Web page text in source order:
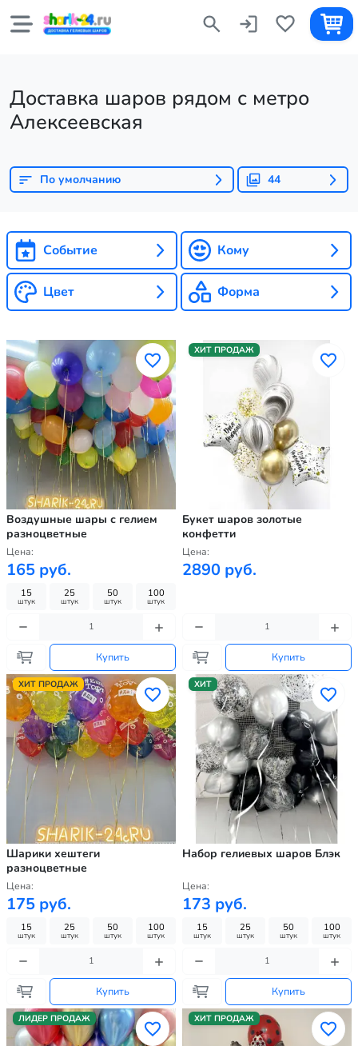
Доставка шаров рядом с метро
Алексеевская
По умолчанию 44
Событие Кому
Цвет Форма
Воздушные шары с гелием
разноцветные
Цена:
165 руб.
15
штук
25
штук
50
штук
100
штук
Купить
ХИТ ПРОДАЖ
Букет шаров золотые
конфетти
Цена:
2890 руб.
Купить
ХИТ ПРОДАЖ
Шарики хештеги
разноцветные
Цена:
175 руб.
15
штук
25
штук
50
штук
100
штук
Купить
ХИТ
Набор гелиевых шаров Блэк
Цена:
173 руб.
15
штук
25
штук
50
штук
100
штук
Купить
ЛИДЕР ПРОДАЖ ХИТ ПРОДАЖ